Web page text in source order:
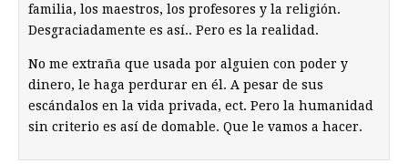
familia, los maestros, los profesores y la religión.
Desgraciadamente es así.. Pero es la realidad.
No me extraña que usada por alguien con poder y
dinero, le haga perdurar en él. A pesar de sus
escándalos en la vida privada, ect. Pero la humanidad
sin criterio es así de domable. Que le vamos a hacer.